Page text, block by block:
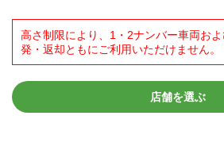
高さ制限により、1・2ナンバー車両お
発・返却ともにご利用いただけません。
店舗を選ぶ